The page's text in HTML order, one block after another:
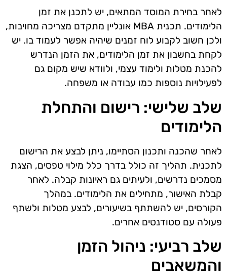
לאחר בחירת המוסד המתאים, יש לתכנן את זמן
הלימודים. תכנית MBA אונליין מתקדם מצריכה מחויבות,
ולכן חשוב לקבוע לוח זמנים שיהיה אפשר לעמוד בו. יש
לקחת בחשבון את זמן הלימודים, את הזמן הנדרש
להכנת מטלות ולימוד עצמי, ולוודא שיש מקום גם
לפעילויות נוספות כמו עבודה או משפחה.
שלב שלישי: רישום והתחלת
הלימודים
לאחר שהכנה ותכנון הסתיימו, ניתן לבצע את הרישום
לתכנית. תהליך זה כולל בדרך כלל מילוי טפסים, הצגת
מסמכים נדרשים, ולעיתים גם ראיונות קבלה. לאחר
קבלת האישור, מתחילים את הלימודים. במהלך
הקורסים, יש להשתתף בשיעורים, לבצע מטלות ולשתף
פעולה עם סטודנטים אחרים.
שלב רביעי: ניהול הזמן
והמשאבים